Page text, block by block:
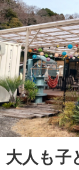
大人も子